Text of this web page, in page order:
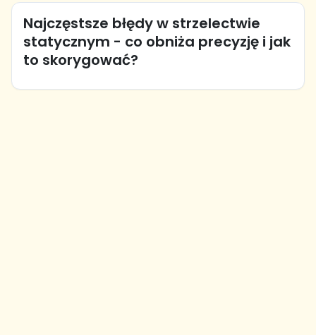
Najczęstsze błędy w strzelectwie
statycznym - co obniża precyzję i jak
to skorygować?